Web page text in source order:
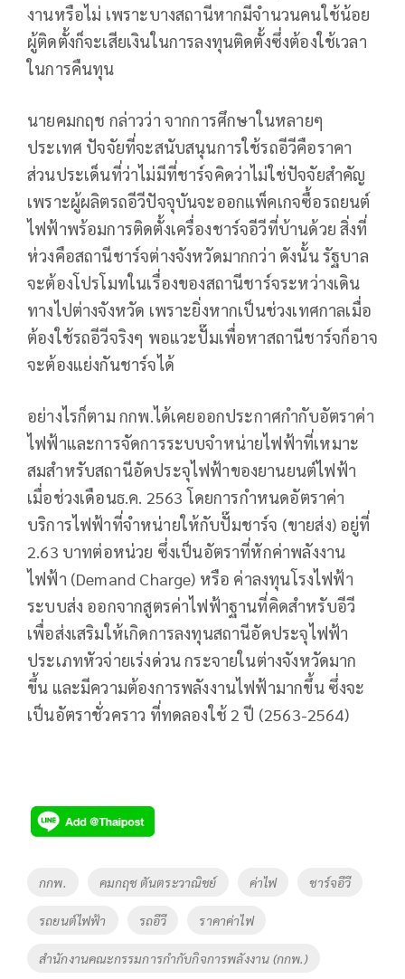
งานหรือไม่ เพราะบางสถานีหากมีจำนวนคนใช้น้อย
ผู้ติดตั้งก็จะเสียเงินในการลงทุนติดตั้งซึ่งต้องใช้เวลา
ในการคืนทุน
นายคมกฤช กล่าวว่า จากการศึกษาในหลายๆ
ประเทศ ปัจจัยที่จะสนับสนุนการใช้รถอีวีคือราคา
ส่วนประเด็นที่ว่าไม่มีที่ชาร์จคิดว่าไม่ใช่ปัจจัยสำคัญ
เพราะผู้ผลิตรถอีวีปัจจุบันจะออกแพ็คเกจซื้อรถยนต์
ไฟฟ้าพร้อมการติดตั้งเครื่องชาร์จอีวีที่บ้านด้วย สิ่งที่
ห่วงคือสถานีชาร์จต่างจังหวัดมากกว่า ดังนั้น รัฐบาล
จะต้องโปรโมทในเรื่องของสถานีชาร์จระหว่างเดิน
ทางไปต่างจังหวัด เพราะยิ่งหากเป็นช่วงเทศกาลเมื่อ
ต้องใช้รถอีวีจริงๆ พอแวะปั๊มเพื่อหาสถานีชาร์จก็อาจ
จะต้องแย่งกันชาร์จได้
อย่างไรก็ตาม กกพ.ได้เคยออกประกาศกำกับอัตราค่า
ไฟฟ้าและการจัดการระบบจำหน่ายไฟฟ้าที่เหมาะ
สมสำหรับสถานีอัดประจุไฟฟ้าของยานยนต์ไฟฟ้า
เมื่อช่วงเดือนธ.ค. 2563 โดยการกำหนดอัตราค่า
บริการไฟฟ้าที่จำหน่ายให้กับปั๊มชาร์จ (ขายส่ง) อยู่ที่
2.63 บาทต่อหน่วย ซึ่งเป็นอัตราที่หักค่าพลังงาน
ไฟฟ้า (Demand Charge) หรือ ค่าลงทุนโรงไฟฟ้า
ระบบส่ง ออกจากสูตรค่าไฟฟ้าฐานที่คิดสำหรับอีวี
เพื่อส่งเสริมให้เกิดการลงทุนสถานีอัดประจุไฟฟ้า
ประเภทหัวจ่ายเร่งด่วน กระจายในต่างจังหวัดมาก
ขึ้น และมีความต้องการพลังงานไฟฟ้ามากขึ้น ซึ่งจะ
เป็นอัตราชั่วคราว ที่ทดลองใช้ 2 ปี (2563-2564)
Tags
กกพ. คมกฤช ตันตระวาณิชย์ ค่าไฟ ชาร์จอีวี
รถยนต์ไฟฟ้า รถอีวี ราคาค่าไฟ
สำนักงานคณะกรรมการกำกับกิจการพลังงาน (กกพ.)